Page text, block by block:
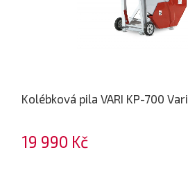
Kolébková pila VARI KP-700 Vari
19 990 Kč